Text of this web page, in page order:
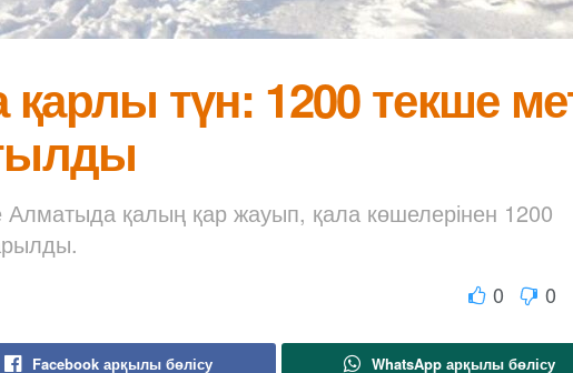
түн: 1200 текше
Алматыда қалың қар жауып, қала көшелерінен 1200
0 0
Facebook арқылы бөлісу WhatsApp арқылы бөлісу